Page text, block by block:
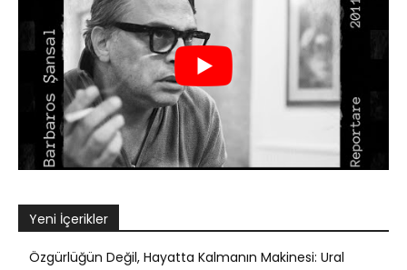
Yeni İçerikler
Özgürlüğün Değil, Hayatta Kalmanın Makinesi: Ural